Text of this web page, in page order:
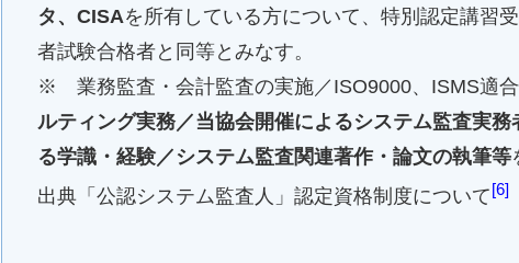
タ、CISAを所有している方について、特別認定講習
者試験合格者と同等とみなす。
※ 業務監査・会計監査の実施／ISO9000、ISMS適
ルティング実務／当協会開催によるシステム監査実
る学識・経験／システム監査関連著作・論文の執筆等
出典「公認システム監査人」認定資格制度について 6